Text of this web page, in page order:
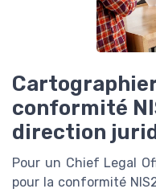
conformité
direction
Pour un Chief Legal
pour la conformité